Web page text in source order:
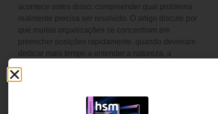
acontece antes disso: compreender qual problema
realmente precisa ser resolvido. O artigo discute por
que muitas organizações se concentram em
preencher posições rapidamente, quando deveriam
dedicar mais tempo a entender a natureza, a
enfrentam.